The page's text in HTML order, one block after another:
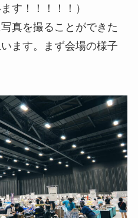
す！！！！！）
真を撮ることができた
ます。まず会場の様子